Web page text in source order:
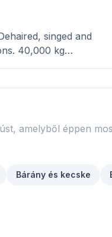
kg
amelyből éppen
Bárány és kecske